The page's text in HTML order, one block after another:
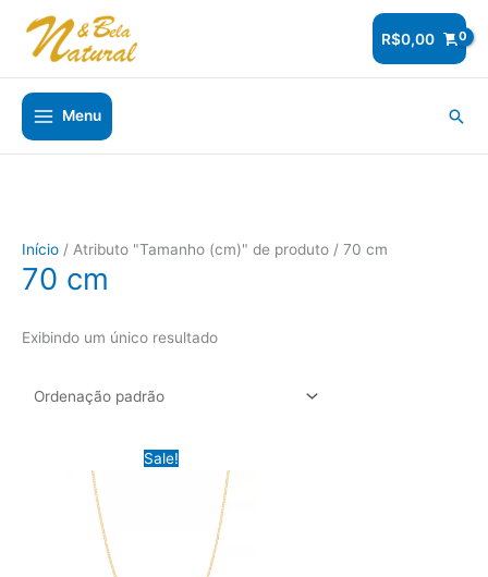
para
conteúdo
R$0,00
Menu
Início / Atributo "Tamanho (cm)" de produto / 70 cm
70 cm
Exibindo um único resultado
Sale!